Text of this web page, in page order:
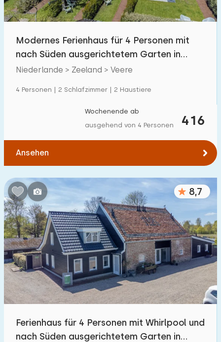
Modernes Ferienhaus für 4 Personen mit
nach Süden ausgerichtetem Garten in
Veere
Niederlande > Zeeland > Veere
4 Personen | 2 Schlafzimmer | 2 Haustiere
416
Wochenende ab
ausgehend von 4 Personen
Ansehen
8,7
Ferienhaus für 4 Personen mit Whirlpool und
nach Süden ausgerichtetem Garten in